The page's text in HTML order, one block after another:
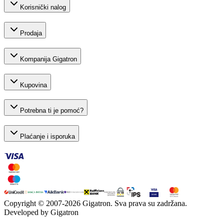
Korisnički nalog
Prodaja
Kompanija Gigatron
Kupovina
Potrebna ti je pomoć?
Plaćanje i isporuka
Copyright © 2007-2026 Gigatron. Sva prava su zadržana.
Developed by Gigatron